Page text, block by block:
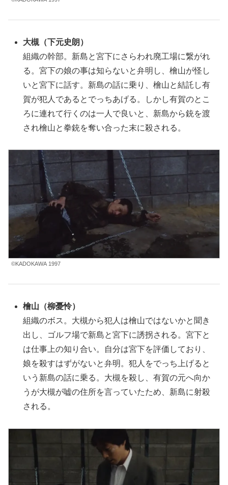
大槻（下元史朗）
組織の幹部。新島と宮下にさらわれ廃工場に繋がれ
る。宮下の娘の事は知らないと弁明し、檜山が怪し
いと宮下に話す。新島の話に乗り、檜山と結託し有
賀が犯人であるとでっちあげる。しかし有賀のとこ
ろに連れて行くのは一人で良いと、新島から銃を渡
され檜山と拳銃を奪い合った末に殺される。
©KADOKAWA 1997
檜山（柳憂怜）
組織のボス。大槻から犯人は檜山ではないかと聞き
出し、ゴルフ場で新島と宮下に誘拐される。宮下と
は仕事上の知り合い。自分は宮下を評価しており、
娘を殺すはずがないと弁明。犯人をでっち上げると
いう新島の話に乗る。大槻を殺し、有賀の元へ向か
うが大槻が嘘の住所を言っていたため、新島に射殺
される。